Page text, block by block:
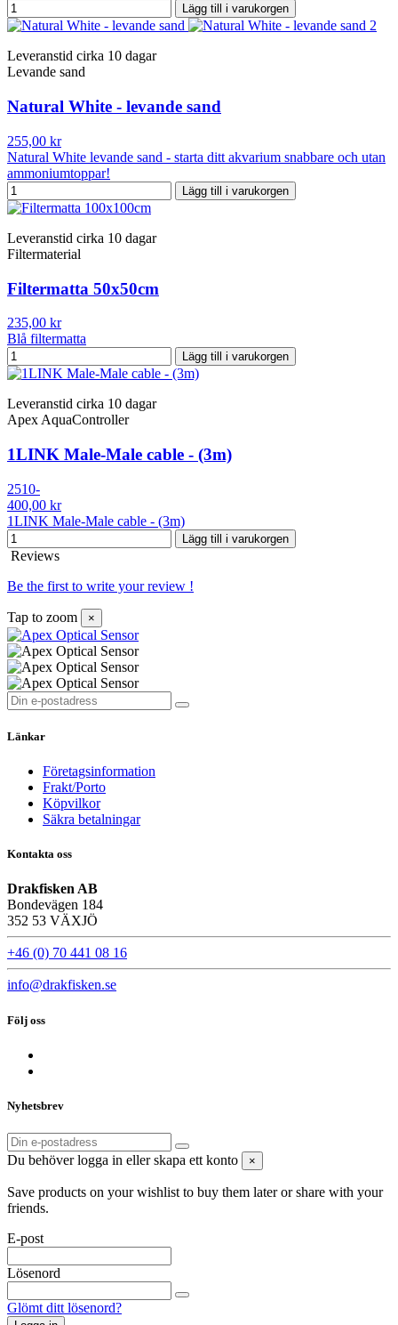
Lägg till i varukorgen
Leveranstid cirka 10 dagar
Levande sand
Natural White - levande sand
255,00 kr
Natural White levande sand - starta ditt akvarium snabbare och utan
ammoniumtoppar!
Lägg till i varukorgen
Leveranstid cirka 10 dagar
Filtermaterial
Filtermatta 50x50cm
235,00 kr
Blå filtermatta
Lägg till i varukorgen
Leveranstid cirka 10 dagar
Apex AquaController
1LINK Male-Male cable - (3m)
2510-
400,00 kr
1LINK Male-Male cable - (3m)
Lägg till i varukorgen
Reviews
Be the first to write your review !
Tap to zoom ×
Länkar
Företagsinformation
Frakt/Porto
Köpvilkor
Säkra betalningar
Kontakta oss
Drakfisken AB
Bondevägen 184
352 53 VÄXJÖ
+46 (0) 70 441 08 16
info@drakfisken.se
Följ oss
Nyhetsbrev
Du behöver logga in eller skapa ett konto ×
Save products on your wishlist to buy them later or share with your
friends.
E-post
Lösenord
Glömt ditt lösenord?